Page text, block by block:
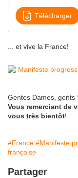
Télécharger
... et vive la France!
Gentes Dames, gents
Vous remerciant de
vous très bientôt!
#France #Manifeste
française
Partager